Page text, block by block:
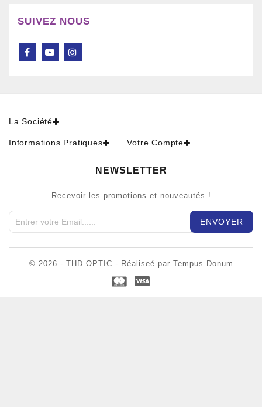
SUIVEZ NOUS
La Société
Informations Pratiques Votre Compte
NEWSLETTER
Recevoir les promotions et nouveautés !
© 2026 - THD OPTIC - Réaliseé par Tempus Donum